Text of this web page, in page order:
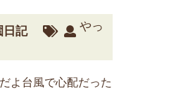
日記
やっ
よ台風で心配だった